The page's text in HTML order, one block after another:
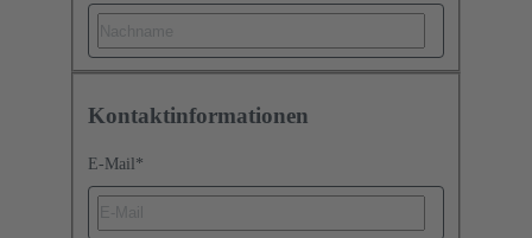
Kontaktinformationen
E-Mail *